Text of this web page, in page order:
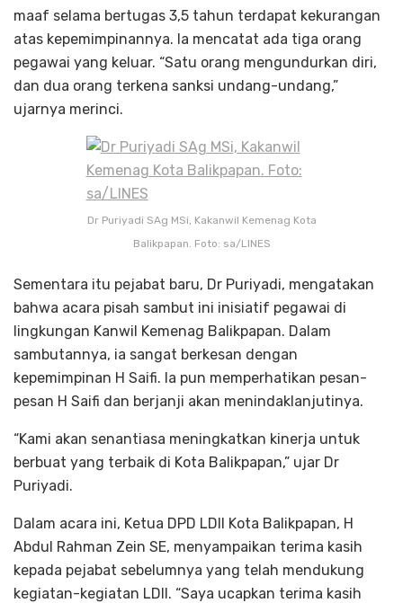
maaf selama bertugas 3,5 tahun terdapat kekurangan
atas kepemimpinannya. Ia mencatat ada tiga orang
pegawai yang keluar. “Satu orang mengundurkan diri,
dan dua orang terkena sanksi undang-undang,”
ujarnya merinci.
Dr Puriyadi SAg MSi, Kakanwil Kemenag Kota
Balikpapan. Foto: sa/LINES
Sementara itu pejabat baru, Dr Puriyadi, mengatakan
bahwa acara pisah sambut ini inisiatif pegawai di
lingkungan Kanwil Kemenag Balikpapan. Dalam
sambutannya, ia sangat berkesan dengan
kepemimpinan H Saifi. Ia pun memperhatikan pesan-
pesan H Saifi dan berjanji akan menindaklanjutinya.
“Kami akan senantiasa meningkatkan kinerja untuk
berbuat yang terbaik di Kota Balikpapan,” ujar Dr
Puriyadi.
Dalam acara ini, Ketua DPD LDII Kota Balikpapan, H
Abdul Rahman Zein SE, menyampaikan terima kasih
kepada pejabat sebelumnya yang telah mendukung
kegiatan-kegiatan LDII. “Saya ucapkan terima kasih